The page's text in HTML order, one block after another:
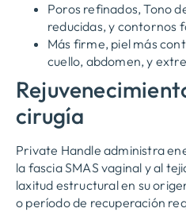
Poros refinados, Tono
reducidas, y contornos
Más firme, piel más
cuello, abdomen, y
cirugía
Private Handle administra
la fascia SMAS vaginal y al
laxitud estructural en su
o período de recuperación